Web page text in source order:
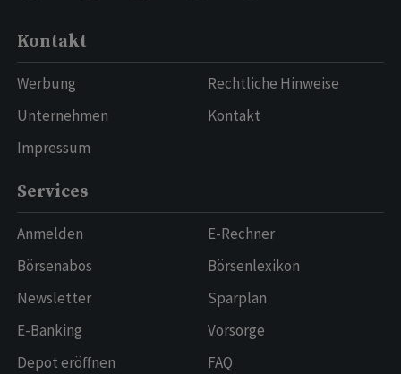
Kontakt
Werbung
Unternehmen
Impressum
Rechtliche Hinweise
Kontakt
Services
Anmelden
Börsenabos
Newsletter
E-Banking
Depot eröffnen
E-Rechner
Börsenlexikon
Sparplan
Vorsorge
FAQ